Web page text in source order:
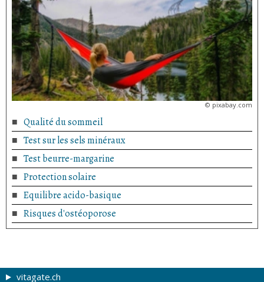
© pixabay.com
Qualité du sommeil
Test sur les sels minéraux
Test beurre-margarine
Protection solaire
Equilibre acido-basique
Risques d'ostéoporose
vitagate.ch